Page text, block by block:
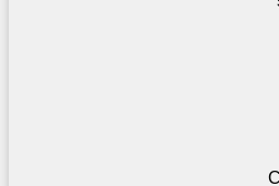
el humo salía
yo diría que
Cuánto tiempo